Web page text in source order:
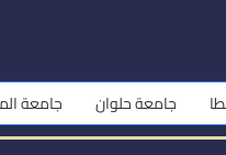
جامعة حلوان جامعة